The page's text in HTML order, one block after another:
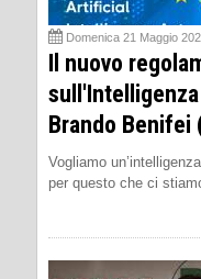
Domenica 21 Maggio
Il nuovo
Brando Benifei
Vogliamo
per questo che ci